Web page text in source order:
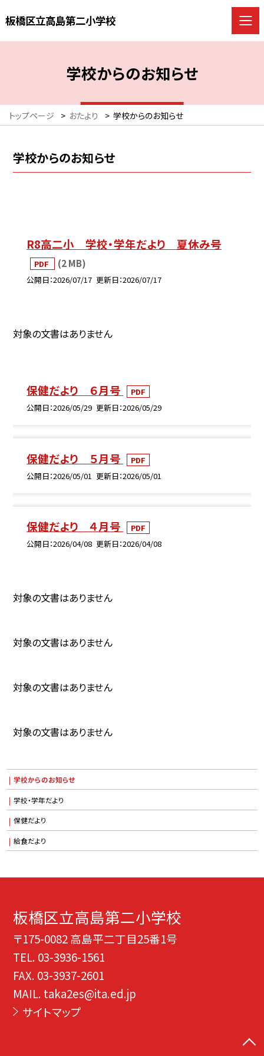
板橋区立高島第二小学校
学校からのお知らせ
トップページ > おたより > 学校からのお知らせ
学校からのお知らせ
R8高二小 学校・学年だより 夏休み号
PDF (2 MB)
公開日 2026/07/17 更新日 2026/07/17
対象の文書はありません
保健だより ６月号
PDF
公開日 2026/05/29 更新日 2026/05/29
保健だより ５月号
PDF
公開日 2026/05/01 更新日 2026/05/01
保健だより ４月号
PDF
公開日 2026/04/08 更新日 2026/04/08
対象の文書はありません
対象の文書はありません
対象の文書はありません
対象の文書はありません
学校からのお知らせ
学校・学年だより
保健だより
給食だより
板橋区立高島第二小学校
〒175-0082 高島平二丁目25番1号
TEL. 03-3936-1561
FAX. 03-3937-2601
MAIL. taka2es@ita.ed.jp
サイトマップ